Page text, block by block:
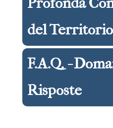
del Territorio
F.A.Q. -
Risposte